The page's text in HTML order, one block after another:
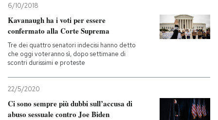
6/10/2018
Kavanaugh ha i voti per essere
confermato alla Corte Suprema
Tre dei quattro senatori indecisi hanno detto
che oggi voteranno sì, dopo settimane di
scontri durissimi e proteste
22/5/2020
Ci sono sempre più dubbi sull’accusa di
abuso sessuale contro Joe Biden